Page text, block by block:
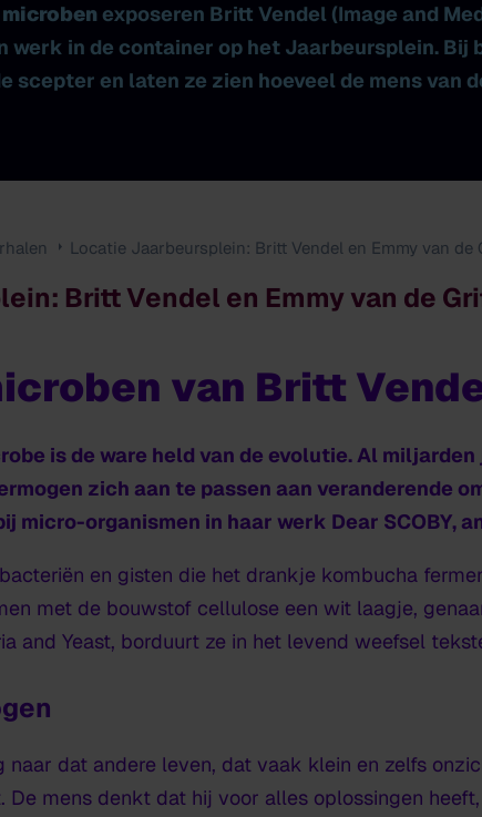
exposeren Britt Vendel (Image and
werk in de container op het Jaarbeursplein. Bij
scepter en laten ze zien hoeveel de mens van
Locatie Jaarbeursplein: Britt Vendel en Emmy van de
Britt Vendel en Emmy van de
van Britt
is de ware held van de evolutie. Al
zich aan te passen aan veranderende
micro-organismen in haar werk Dear SCOBY,
en gisten die het drankje kombucha
met de bouwstof cellulose een wit laagje,
and Yeast, borduurt ze in het levend weefsel
naar dat andere leven, dat vaak klein en zelfs
De mens denkt dat hij voor alles oplossingen